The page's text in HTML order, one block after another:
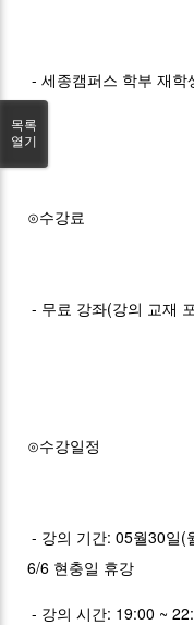
- 세종캠퍼스 학부 재
⊙수강료
- 무료 강좌(강의 교재
⊙수강일정
- 강의 기간: 05월30일(
6/6 현충일 휴강
- 강의 시간: 19:00 ~
목록
열기